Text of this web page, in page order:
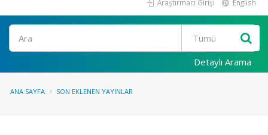
Araştırmacı Girişi English
Ara
Detaylı Arama
ANA SAYFA SON EKLENEN YAYINLAR